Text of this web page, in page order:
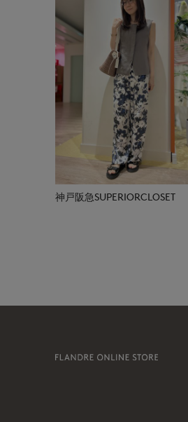
神戸阪急SUPERIORCLOSET